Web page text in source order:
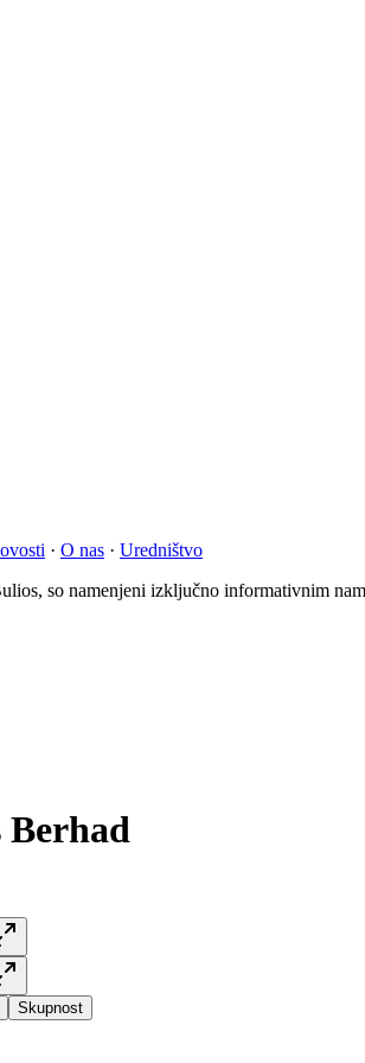
· O nas · Uredništvo
so namenjeni izključno informativnim
Skupnost